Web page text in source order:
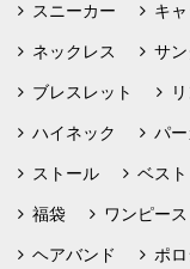
スニーカー キ
ネックレス サ
ブレスレット
ハイネック パ
ストール ベスト
福袋 ワンピース
ヘアバンド ポ